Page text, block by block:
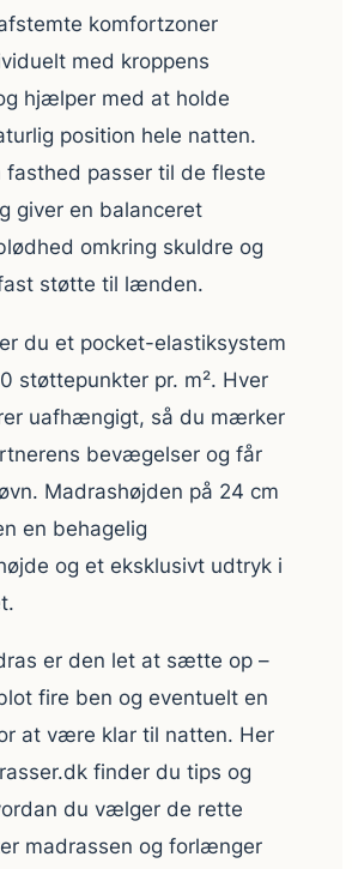
komfortzoner
med kroppens
hjælper med at holde
position hele natten.
fasthed passer til de fleste
giver en balanceret
omkring skuldre og
støtte til lænden.
du et pocket-elastiksystem
støttepunkter pr. m². Hver
uafhængigt, så du mærker
bevægelser og får
Madrashøjden på 24 cm
en behagelig
og et eksklusivt udtryk i
er den let at sætte op –
fire ben og eventuelt en
at være klar til natten. Her
finder du tips og
du vælger de rette
madrassen og forlænger